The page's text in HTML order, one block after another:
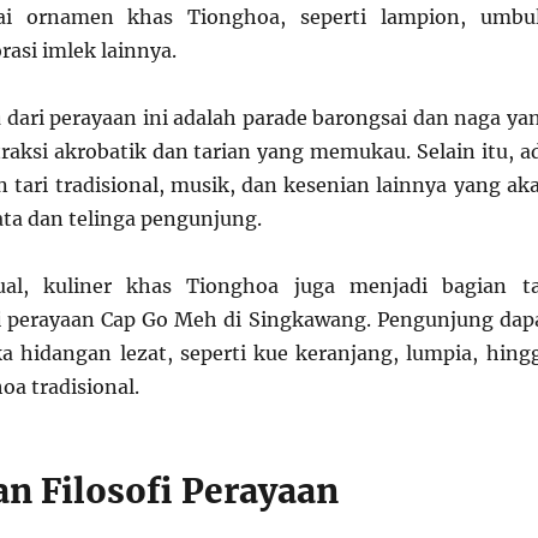
ornamen khas Tionghoa, seperti lampion,
imlek lainnya.
perayaan ini adalah parade barongsai dan naga
akrobatik dan tarian yang memukau. Selain itu,
tari tradisional, musik, dan kesenian lainnya yang
dan telinga pengunjung.
kuliner khas Tionghoa juga menjadi bagian
Cap Go Meh di Singkawang. Pengunjung
hidangan lezat, seperti kue keranjang, lumpia,
tradisional.
Filosofi Perayaan